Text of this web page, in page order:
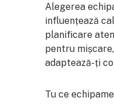
Alegerea
influențează
planificare
pentru
adaptează-ți
Tu ce